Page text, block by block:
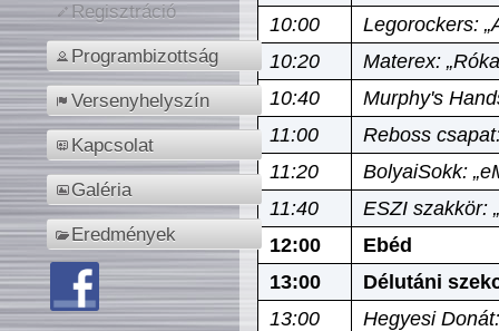
Regisztráció
Programbizottság
Versenyhelyszín
Kapcsolat
Galéria
Eredmények
10:00
Legorockers:
10:20
Materex:
10:40
Murphy's
11:00
Reboss
11:20
BolyaiSokk:
11:40
ESZI szakkör:
12:00
Ebéd
13:00
Délutáni
13:00
Hegyesi